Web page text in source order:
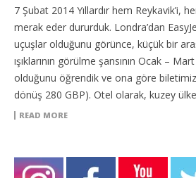
7 Şubat 2014 Yıllardır hem Reykavik’i,
merak eder dururduk. Londra’dan
uçuşlar olduğunu görünce, küçük bir
ışıklarının görülme şansının Ocak –
olduğunu öğrendik ve ona göre biletimizi
dönüş 280 GBP). Otel olarak, kuzey
READ MORE